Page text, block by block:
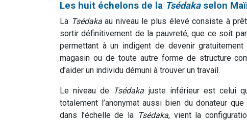
Les huit échelons de la Tsédakaselon
La Tsédakaau niveau le plus élevé consiste à
sortir définitivement de la pauvreté, que ce soit
permettant à un indigent de devenir
magasin ou de toute autre forme de structure
d’aider un individu démuni à trouver un travail.
Le niveau de Tsédaka juste inférieur est celui
totalement l’anonymat aussi bien du donateur
dans l’échelle de la Tsédaka, vient la